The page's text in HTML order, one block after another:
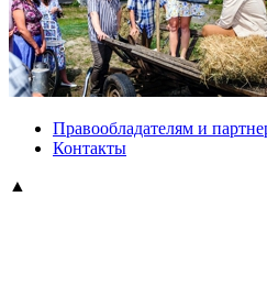
Правообладателям и
Контакты
▲